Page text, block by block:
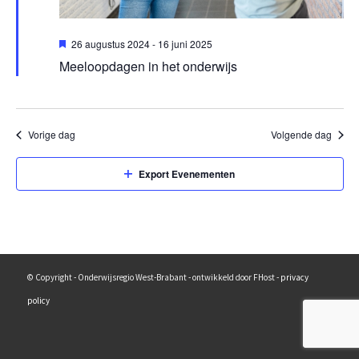
Uitgelicht
26 augustus 2024- 16 juni 2025
Meeloopdagen in het onderwijs
Vorige dag Volgende dag
Export Evenementen
© Copyright - Onderwijsregio West-Brabant - ontwikkeld door FHost - privacy
policy